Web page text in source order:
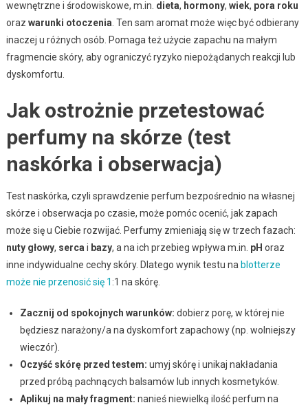
wewnętrzne i środowiskowe, m.in. dieta, hormony, wiek, pora roku
oraz warunki otoczenia . Ten sam aromat może więc być odbierany
inaczej u różnych osób. Pomaga też użycie zapachu na małym
fragmencie skóry, aby ograniczyć ryzyko niepożądanych reakcji lub
dyskomfortu.
Jak ostrożnie przetestować
perfumy na skórze (test
naskórka i obserwacja)
Test naskórka, czyli sprawdzenie perfum bezpośrednio na własnej
skórze i obserwacja po czasie, może pomóc ocenić, jak zapach
może się u Ciebie rozwijać. Perfumy zmieniają się w trzech fazach:
nuty głowy, serca i bazy, a na ich przebieg wpływa m.in. pH oraz
inne indywidualne cechy skóry. Dlatego wynik testu na blotterze
może nie przenosić się 1 :1 na skórę.
Zacznij od spokojnych warunków: dobierz porę, w której nie
będziesz narażony/a na dyskomfort zapachowy (np. wolniejszy
wieczór).
Oczyść skórę przed testem: umyj skórę i unikaj nakładania
przed próbą pachnących balsamów lub innych kosmetyków.
Aplikuj na mały fragment: nanieś niewielką ilość perfum na